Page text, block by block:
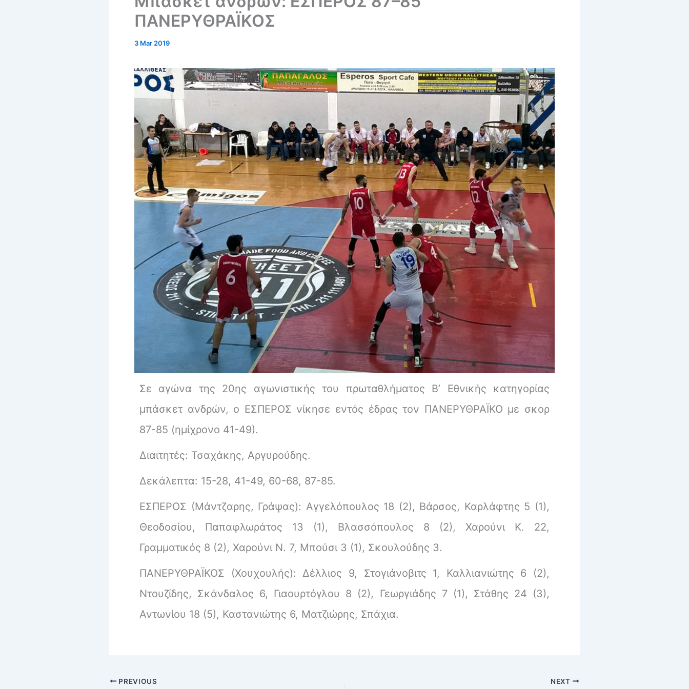
ΠΑΝΕΡΥΘΡΑΪΚΟΣ
3 Mar 2019
Σε αγώνα της 20ης αγωνιστικής του πρωταθλήματος Β’ Εθνικής κατηγορίας
μπάσκετ ανδρών, ο ΕΣΠΕΡΟΣ νίκησε εντός έδρας τον ΠΑΝΕΡΥΘΡΑΪΚΟ με σκορ
87-85 (ημίχρονο 41-49).
Διαιτητές: Τσαχάκης, Αργυρούδης.
Δεκάλεπτα: 15-28, 41-49, 60-68, 87-85.
ΕΣΠΕΡΟΣ (Μάντζαρης, Γράψας): Αγγελόπουλος 18 (2), Βάρσος, Καρλάφτης 5 (1),
Θεοδοσίου, Παπαφλωράτος 13 (1), Βλασσόπουλος 8 (2), Χαρούνι Κ. 22,
Γραμματικός 8 (2), Χαρούνι Ν. 7, Μπούσι 3 (1), Σκουλούδης 3.
ΠΑΝΕΡΥΘΡΑΪΚΟΣ (Χουχουλής): Δέλλιος 9, Στογιάνοβιτς 1, Καλλιανιώτης 6 (2),
Ντουζίδης, Σκάνδαλος 6, Γιαουρτόγλου 8 (2), Γεωργιάδης 7 (1), Στάθης 24 (3),
Αντωνίου 18 (5), Καστανιώτης 6, Ματζιώρης, Σπάχια.
PREVIOUS NEXT